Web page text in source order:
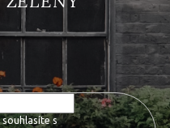
informace o nových
s